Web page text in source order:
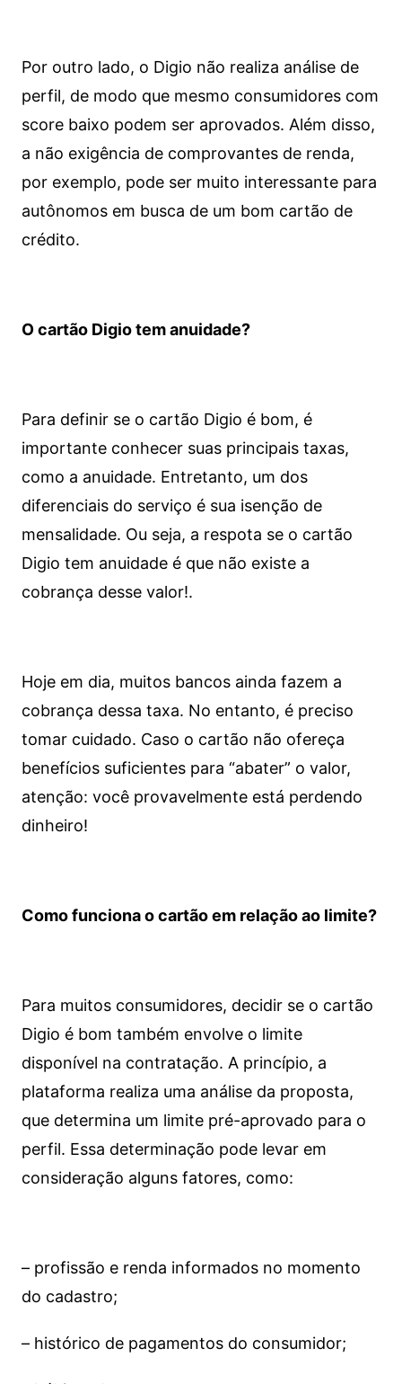
Por outro lado, o Digio não realiza análise de
perfil, de modo que mesmo consumidores com
score baixo podem ser aprovados. Além disso,
a não exigência de comprovantes de renda,
por exemplo, pode ser muito interessante para
autônomos em busca de um bom cartão de
crédito.
O cartão Digio tem anuidade?
Para definir se o cartão Digio é bom, é
importante conhecer suas principais taxas,
como a anuidade. Entretanto, um dos
diferenciais do serviço é sua isenção de
mensalidade. Ou seja, a respota se o cartão
Digio tem anuidade é que não existe a
cobrança desse valor!.
Hoje em dia, muitos bancos ainda fazem a
cobrança dessa taxa. No entanto, é preciso
tomar cuidado. Caso o cartão não ofereça
benefícios suficientes para “abater” o valor,
atenção: você provavelmente está perdendo
dinheiro!
Como funciona o cartão em relação ao limite?
Para muitos consumidores, decidir se o cartão
Digio é bom também envolve o limite
disponível na contratação. A princípio, a
plataforma realiza uma análise da proposta,
que determina um limite pré-aprovado para o
perfil. Essa determinação pode levar em
consideração alguns fatores, como:
– profissão e renda informados no momento
do cadastro;
– histórico de pagamentos do consumidor;